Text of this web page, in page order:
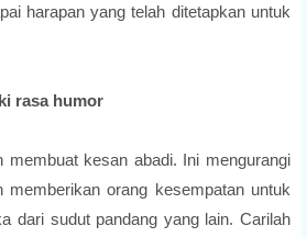
harapan yang telah ditetapkan untuk
rasa humor
membuat kesan abadi. Ini mengurangi
orang kesempatan untuk
dari sudut pandang yang lain. Carilah